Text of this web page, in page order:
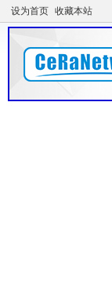
设为首页 收藏本站